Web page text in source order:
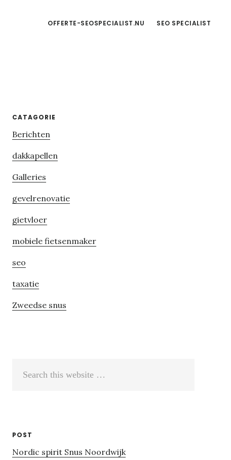
OFFERTE-SEOSPECIALIST.NU SEO SPECIALIST
Primary
Sidebar
CATAGORIE
Berichten
dakkapellen
Galleries
gevelrenovatie
gietvloer
mobiele fietsenmaker
seo
taxatie
Zweedse snus
POST
Nordic spirit Snus Noordwijk